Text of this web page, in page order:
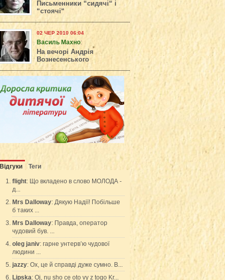
Письменники “сидячі“ і
“стоячі“
02 ЧЕР 2010 06:04
Василь Махно:
На вечорі Андрія
Вознесенського
Відгуки Теги
flight: Що вкладено в слово МОЛОДА -
д...
Mrs Dalloway: Дякую Надії! Побільше
б таких ...
Mrs Dalloway: Правда, оператор
чудовий був. ...
oleg janiv: гарне унтерв’ю чудової
людини ...
jazzy: Ох, це й справді дуже сумно. В...
Lipska: Oj, nu sho ce oto vy z togo Kr...